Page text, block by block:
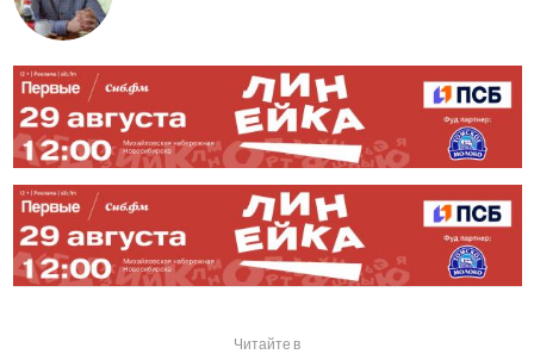
Читайте в